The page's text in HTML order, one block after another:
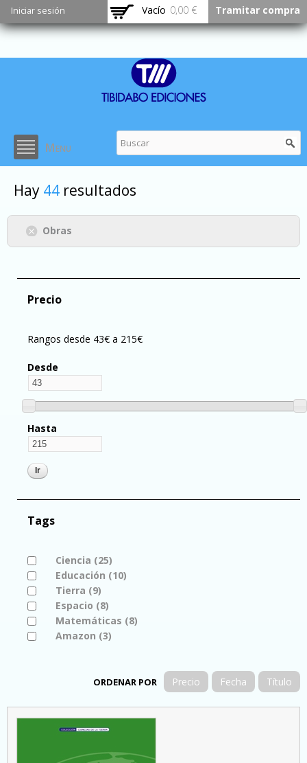
Pasar al
contenido
principal
Iniciar sesión Vacío 0,00 € Tramitar compra
Menu
Hay 44 resultados
Obras
Precio
Rangos desde 43€ a 215€
Desde
Hasta
Tags
Apply Ciencia filter
Ciencia (25)
Apply Educación filter
Educación (10)
Apply Tierra filter
Tierra (9)
Apply Espacio filter
Espacio (8)
Apply Matemáticas filter
Matemáticas (8)
Apply Amazon filter
Amazon (3)
ORDENAR POR Precio Fecha Título